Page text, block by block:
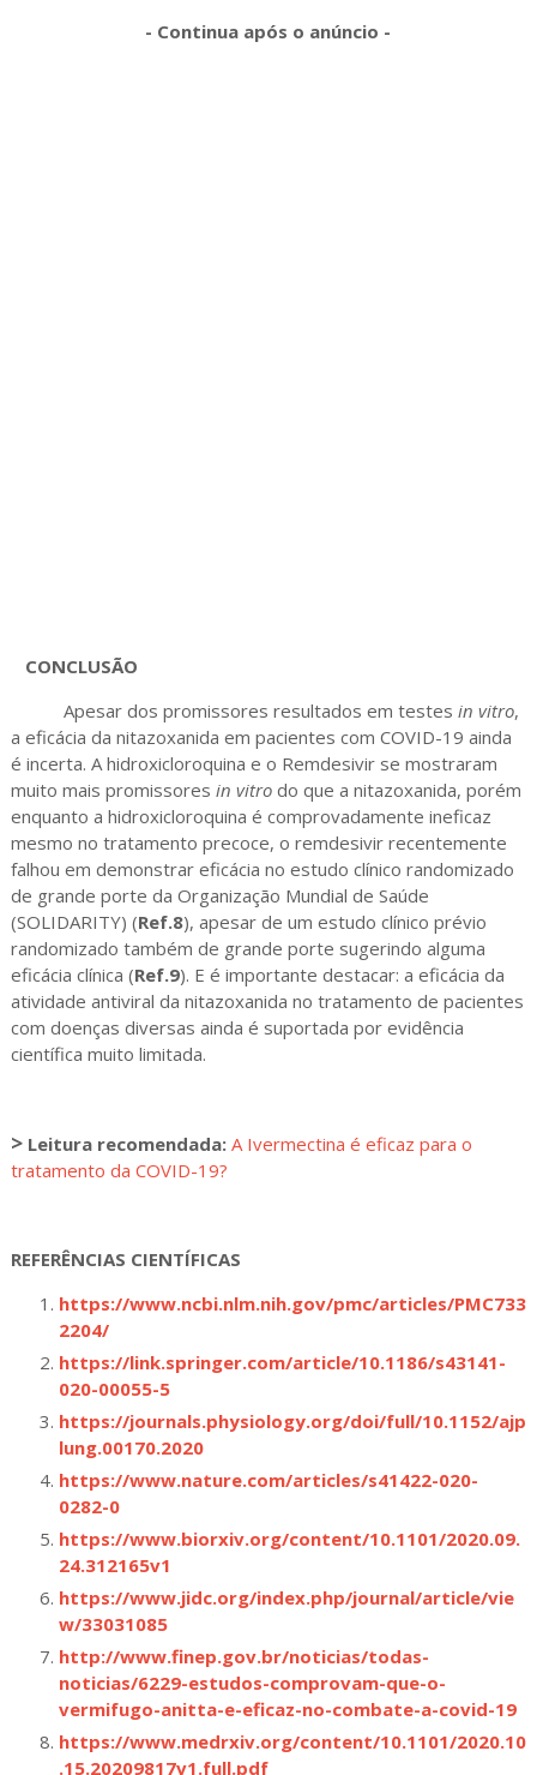
- Continua após o anúncio -
CONCLUSÃO
Apesar dos promissores resultados em testes in vitro,
a eficácia da nitazoxanida em pacientes com COVID-19 ainda
é incerta. A hidroxicloroquina e o Remdesivir se mostraram
muito mais promissores in vitrodo que a nitazoxanida, porém
enquanto a hidroxicloroquina é comprovadamente ineficaz
mesmo no tratamento precoce, o remdesivir recentemente
falhou em demonstrar eficácia no estudo clínico randomizado
de grande porte da Organização Mundial de Saúde
(SOLIDARITY) (Ref.8), apesar de um estudo clínico prévio
randomizado também de grande porte sugerindo alguma
eficácia clínica (Ref.9). E é importante destacar: a eficácia da
atividade antiviral da nitazoxanida no tratamento de pacientes
com doenças diversas ainda é suportada por evidência
científica muito limitada.
> Leitura recomendada: A Ivermectina é eficaz para o
tratamento da COVID-19?
REFERÊNCIAS CIENTÍFICAS
https://www.ncbi.nlm.nih.gov/pmc/articles/PMC733
2204/
https://link.springer.com/article/10.1186/s43141-
020-00055-5
https://journals.physiology.org/doi/full/10.1152/ajp
lung.00170.2020
https://www.nature.com/articles/s41422-020-
0282-0
https://www.biorxiv.org/content/10.1101/2020.09.
24.312165v1
https://www.jidc.org/index.php/journal/article/vie
w/33031085
http://www.finep.gov.br/noticias/todas-
noticias/6229-estudos-comprovam-que-o-
vermifugo-anitta-e-eficaz-no-combate-a-covid-19
https://www.medrxiv.org/content/10.1101/2020.10
.15.20209817v1.full.pdf